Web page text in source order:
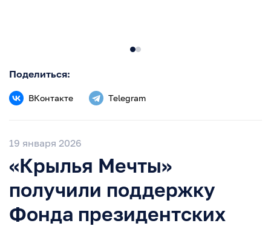
Поделиться:
ВКонтакте Telegram
19 января 2026
«Крылья Мечты»
получили поддержку
Фонда президентских